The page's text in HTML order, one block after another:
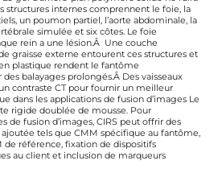
structures internes comprennent le foie, la
un poumon partiel, l’aorte abdominale, la
simulée et six côtes. Le foie
rein a une lésion.Â Une couche
graisse externe entourent ces structures et
plastique rendent le fantôme
balayages prolongés.Â Des vaisseaux
contraste CT pour fournir un meilleur
dans les applications de fusion d’images Le
rigide doublée de mousse. Pour
de fusion d’images, CIRS peut offrir des
tels que CMM spécifique au fantôme,
de référence, fixation de dispositifs
au client et inclusion de marqueurs